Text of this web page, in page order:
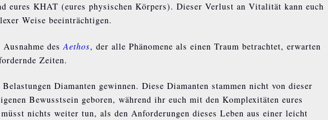
eures KHAT (eures physischen Körpers). Dieser Verlust an Vitalität kann euch
Weise beeinträchtigen.
des Aethos, der alle Phänomene als einen Traum betrachtet, erwarten
Zeiten.
Diamanten gewinnen. Diese Diamanten stammen nicht von dieser
Bewusstsein geboren, während ihr euch mit den Komplexitäten eures
nichts weiter tun, als den Anforderungen dieses Leben aus einer leicht